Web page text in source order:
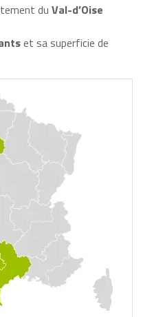
du Val-d’Oise
et sa superficie de